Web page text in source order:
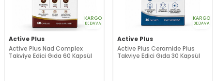
KARGO
BEDAVA
Active Plus
Active Plus Nad Complex
Takviye Edici Gıda 60 Kapsül
KARGO
BEDAVA
Active Plus
Active Plus Ceramide Plus
Takviye Edici Gıda 30 Kapsül